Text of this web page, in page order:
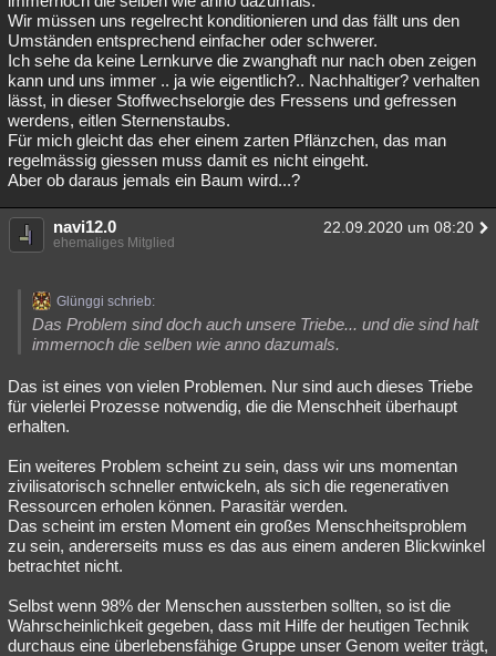
Wir müssen uns regelrecht konditionieren und das fällt uns den
Umständen entsprechend einfacher oder schwerer.
Ich sehe da keine Lernkurve die zwanghaft nur nach oben zeigen
kann und uns immer .. ja wie eigentlich?.. Nachhaltiger? verhalten
lässt, in dieser Stoffwechselorgie des Fressens und gefressen
werdens, eitlen Sternenstaubs.
Für mich gleicht das eher einem zarten Pflänzchen, das man
regelmässig giessen muss damit es nicht eingeht.
Aber ob daraus jemals ein Baum wird...?
navi12.0 22.09.2020 um 08:20
ehemaliges Mitglied
Glünggi schrieb:
Das Problem sind doch auch unsere Triebe... und die sind halt
immernoch die selben wie anno dazumals.
Das ist eines von vielen Problemen. Nur sind auch dieses Triebe
für vielerlei Prozesse notwendig, die die Menschheit überhaupt
erhalten.
Ein weiteres Problem scheint zu sein, dass wir uns momentan
zivilisatorisch schneller entwickeln, als sich die regenerativen
Ressourcen erholen können. Parasitär werden.
Das scheint im ersten Moment ein großes Menschheitsproblem
zu sein, andererseits muss es das aus einem anderen Blickwinkel
betrachtet nicht.
Selbst wenn 98% der Menschen aussterben sollten, so ist die
Wahrscheinlichkeit gegeben, dass mit Hilfe der heutigen Technik
durchaus eine überlebensfähige Gruppe unser Genom weiter trägt,